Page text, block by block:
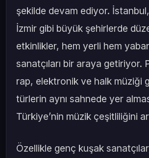
şekilde devam ediyor.
İzmir gibi büyük şehirlerde
etkinlikler, hem yerli hem
sanatçıları bir araya getiriyor.
rap, elektronik ve halk müziği
türlerin aynı sahnede yer
Türkiye’nin müzik çeşitliliğini
Özellikle genç kuşak